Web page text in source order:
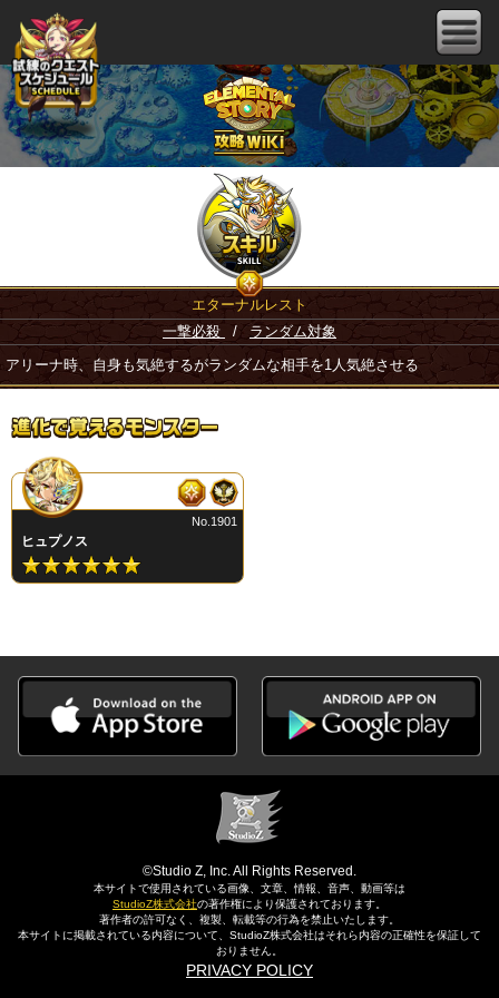
エターナルレスト
一撃必殺
/ ランダム対象
アリーナ時、自身も気絶するがランダムな相手を1人気絶させる
ヒュプノス
No.1901
©Studio Z, Inc. All Rights Reserved.
本サイトで使用されている画像、文章、情報、音声、動画等は
StudioZ株式会社の著作権により保護されております。
著作者の許可なく、複製、転載等の行為を禁止いたします。
本サイトに掲載されている内容について、StudioZ株式会社はそれら内容の正確性を保証して
おりません。
PRIVACY POLICY